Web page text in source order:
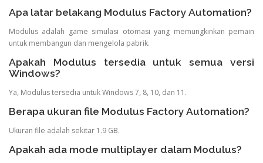
Apa latar belakang Modulus Factory Automation?
Modulus adalah game simulasi otomasi yang memungkinkan pemain
untuk membangun dan mengelola pabrik.
Apakah Modulus tersedia untuk semua versi
Windows?
Ya, Modulus tersedia untuk Windows 7, 8, 10, dan 11.
Berapa ukuran file Modulus Factory Automation?
Ukuran file adalah sekitar 1.9 GB.
Apakah ada mode multiplayer dalam Modulus?